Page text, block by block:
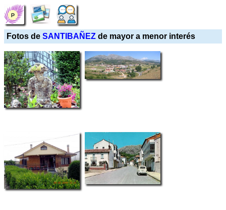
Fotos de SANTIBAÑEZ de mayor a menor interés